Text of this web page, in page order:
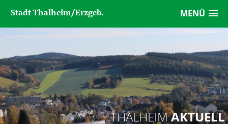
MENÜ
Stadt Thalheim/Erzgeb.
THALHEIMAKTUELL